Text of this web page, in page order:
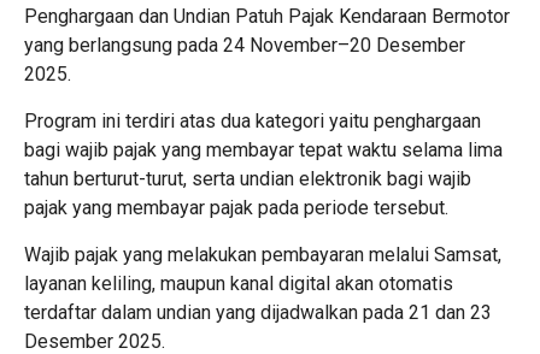
Penghargaan dan Undian Patuh Pajak Kendaraan Bermotor
yang berlangsung pada 24 November–20 Desember
2025.
Program ini terdiri atas dua kategori yaitu penghargaan
bagi wajib pajak yang membayar tepat waktu selama lima
tahun berturut-turut, serta undian elektronik bagi wajib
pajak yang membayar pajak pada periode tersebut.
Wajib pajak yang melakukan pembayaran melalui Samsat,
layanan keliling, maupun kanal digital akan otomatis
terdaftar dalam undian yang dijadwalkan pada 21 dan 23
Desember 2025.